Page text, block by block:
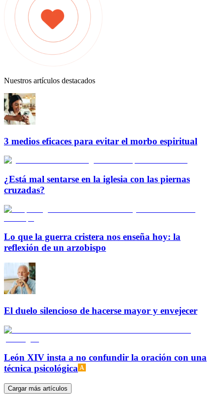
Nuestros artículos destacados
3 medios eficaces para evitar el morbo espiritual
¿Está mal sentarse en la iglesia con las piernas
cruzadas?
Lo que la guerra cristera nos enseña hoy: la
reflexión de un arzobispo
El duelo silencioso de hacerse mayor y envejecer
León XIV insta a no confundir la oración con una
técnica psicológica
Cargar más artículos